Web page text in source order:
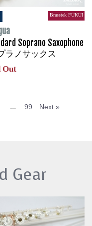
Brasstek FUKUI
Soprano Saxophone
ラノサックス
Out
... 99 Next »
Gear